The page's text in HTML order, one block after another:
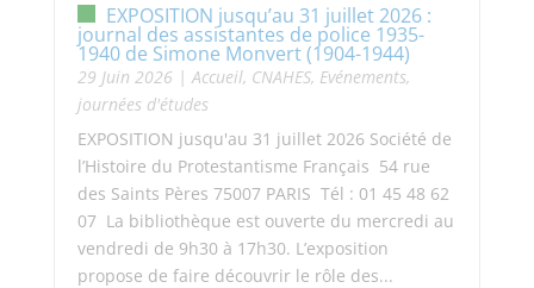
EXPOSITION jusqu’au 31 juillet 2026 :
journal des assistantes de police 1935-
1940 de Simone Monvert (1904-1944)
29 Juin 2026|Accueil, CNAHES, Evénements,
journées d'études
EXPOSITION jusqu'au 31 juillet 2026 Société de
l’Histoire du Protestantisme Français 54 rue
des Saints Pères 75007 PARIS Tél : 01 45 48 62
07 La bibliothèque est ouverte du mercredi au
vendredi de 9h30 à 17h30. L’exposition
propose de faire découvrir le rôle des...